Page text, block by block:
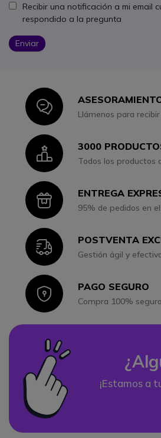
Recibir una notificación a mi email
respondido a la pregunta
Enviar
IconLlámenos para
Icon3000
Todos los productos
IconENTREGA
95% de pedidos en
IconPOSTVENTA
Gestión ágil y
IconPAGO SEGURO
Compra 100% segura
¡Estamos a